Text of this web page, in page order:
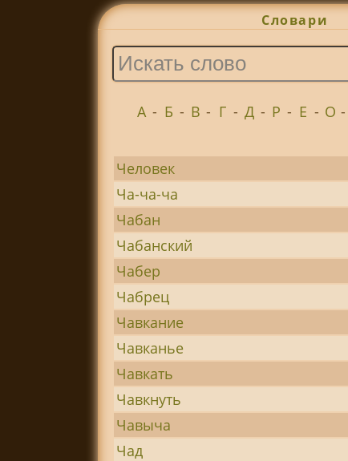
Словари
А - Б - В - Г - Д - Р - Е - О -
Человек
Ча-ча-ча
Чабан
Чабанский
Чабер
Чабрец
Чавкание
Чавканье
Чавкать
Чавкнуть
Чавыча
Чад